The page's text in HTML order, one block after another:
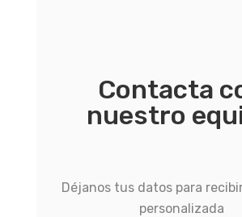
Contacta
nuestro
Déjanos tus datos para
personalizada